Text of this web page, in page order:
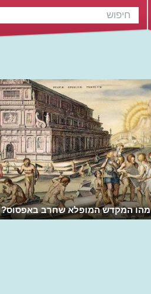
מהו המקדש המופלא שחרב באפסוס?